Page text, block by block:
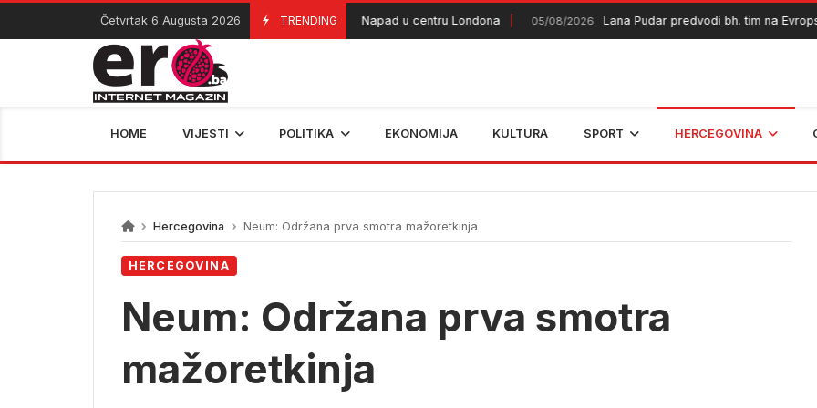
Skip
content
Četvrtak 6 Augusta 2026 TRENDING
06/08/2026 Napad u centru Londona 05/08/2026 Lana Pudar predvodi bh. tim na
HOME VIJESTI POLITIKA EKONOMIJA KULTURA SPORT HERCEGOVINA
Hercegovina Neum: Održana prva smotra mažoretkinja
HERCEGOVINA
Neum: Održana prva smotra
mažoretkinja